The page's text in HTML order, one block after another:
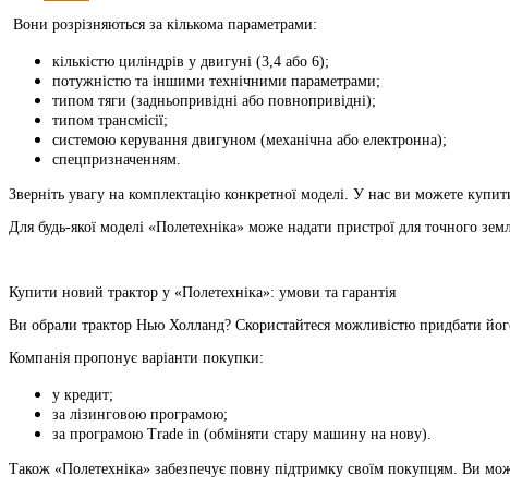
Вони розрізняються за кількома параметрами:
кількістю циліндрів у двигуні (3,4 або 6);
потужністю та іншими технічними параметрами;
типом тяги (задньопривідні або повнопривідні);
типом трансмісії;
системою керування двигуном (механічна або електронна);
спецпризначенням.
Зверніть увагу на комплектацію конкретної моделі. У нас ви можете
Для будь-якої моделі «Полетехніка» може надати пристрої для точного
Купити новий трактор у «Полетехніка»: умови та гарантія
Ви обрали трактор Нью Холланд? Скористайтеся можливістю придбати
Компанія пропонує варіанти покупки:
у кредит;
за лізинговою програмою;
за програмою Trade in (обміняти стару машину на нову).
Також «Полетехніка» забезпечує повну підтримку своїм покупцям. Ви